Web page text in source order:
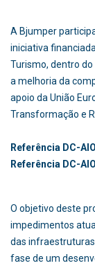
A Bjumper
iniciativa
Turismo, dentro
a melhoria da
apoio da União
Transformação e
Referência DC-
Referência DC-
O objetivo deste
impedimentos
das
fase de um